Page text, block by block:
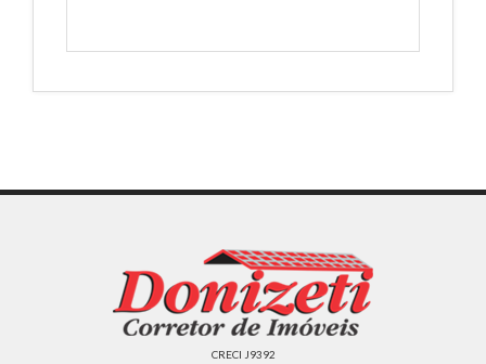
CRECI J9392